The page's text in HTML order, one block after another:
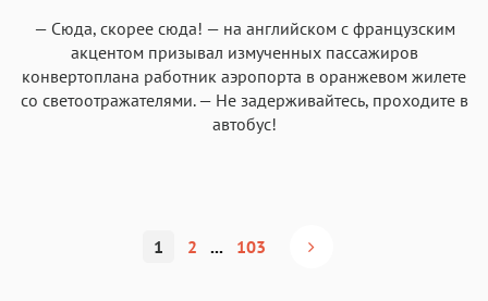
— Сюда, скорее сюда! — на английском с французским
акцентом призывал измученных пассажиров
конвертоплана работник аэропорта в оранжевом жилете
со светоотражателями. — Не задерживайтесь, проходите в
автобус!
1 2 ... 103